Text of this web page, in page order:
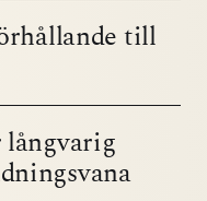
till